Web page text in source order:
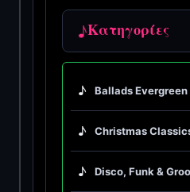
♪Κατηγορίες
♪ Ballads Evergreen
♪ Christmas
♪ Disco, Funk &